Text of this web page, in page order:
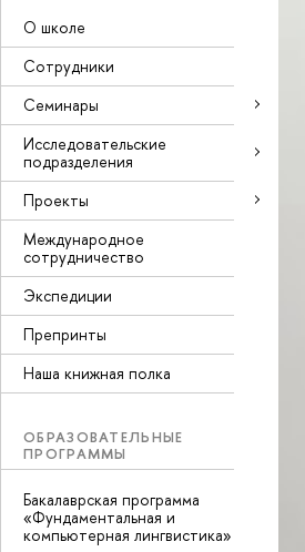
О школе
Сотрудники
Семинары
Исследовательские
подразделения
Проекты
Международное
сотрудничество
Экспедиции
Препринты
Наша книжная полка
ОБРАЗОВАТЕЛЬНЫЕ
ПРОГРАММЫ
Бакалаврская программа
«Фундаментальная и
компьютерная лингвистика»